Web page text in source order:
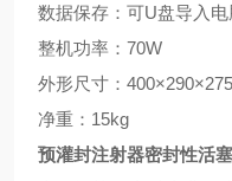
数据保存：可U盘导入
整机功率： 70W
外形尺寸： 400×290×275
净重： 15kg
预灌封注射器密封性活